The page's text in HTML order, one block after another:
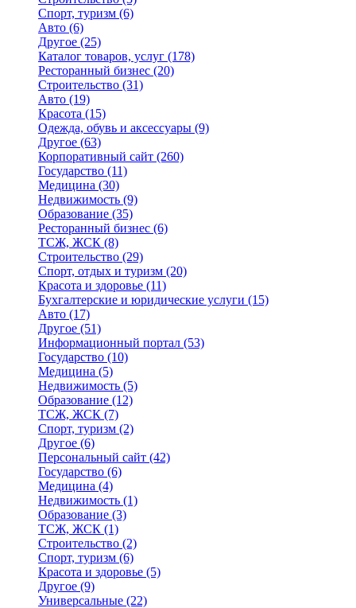
Спорт, туризм (6)
Авто (6)
Другое (25)
Каталог товаров, услуг (178)
Ресторанный бизнес (20)
Строительство (31)
Авто (19)
Красота (15)
Одежда, обувь и аксессуары (9)
Другое (63)
Корпоративный сайт (260)
Государство (11)
Медицина (30)
Недвижимость (9)
Образование (35)
Ресторанный бизнес (6)
ТСЖ, ЖСК (8)
Строительство (29)
Спорт, отдых и туризм (20)
Красота и здоровье (11)
Бухгалтерские и юридические услуги (15)
Авто (17)
Другое (51)
Информационный портал (53)
Государство (10)
Медицина (5)
Недвижимость (5)
Образование (12)
ТСЖ, ЖСК (7)
Спорт, туризм (2)
Другое (6)
Персональный сайт (42)
Государство (6)
Медицина (4)
Недвижимость (1)
Образование (3)
ТСЖ, ЖСК (1)
Строительство (2)
Спорт, туризм (6)
Красота и здоровье (5)
Другое (9)
Универсальные (22)